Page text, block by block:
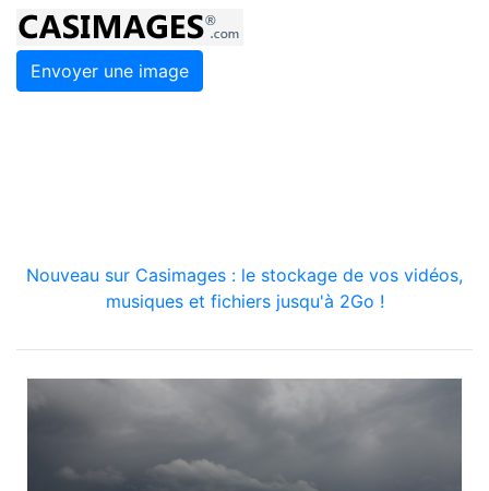
Envoyer une image
Nouveau sur Casimages : le stockage de vos vidéos,
musiques et fichiers jusqu'à 2Go !